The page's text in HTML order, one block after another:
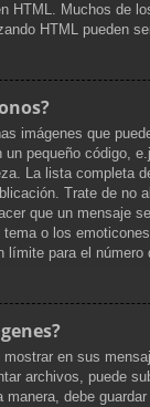
HTML. Muchos de
HTML pueden
imágenes que
pequeño código,
La lista completa
Trate de no
que un mensaje
tema o los
límite para el número
en sus
archivos, puede
debe